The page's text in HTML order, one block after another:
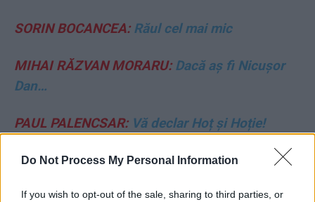
Do Not Process My Personal Information
If you wish to opt-out of the sale, sharing to third parties, or
SORIN BOCANCEA:Răul cel mai mic
MIHAI RĂZVAN MORARU:Dacă aș fi Nicușor
Dan…
PAUL PALENCSAR:Vă declar Hoț și Hoție!
BOGDAN GLĂVAN: Căpușele de la